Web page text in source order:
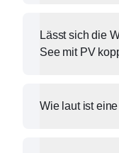
Lässt sich die
See mit PV
Wie laut ist